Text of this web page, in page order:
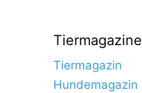
Tiermagazine
Tiermagazin
Hundemagazin